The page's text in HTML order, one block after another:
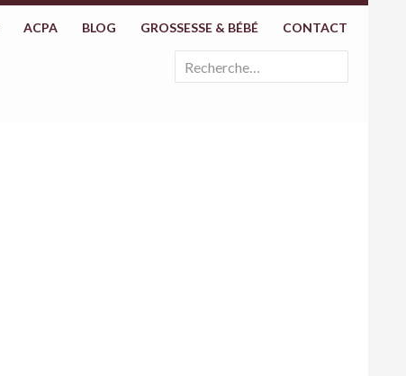
ACPA BLOG GROSSESSE & BÉBÉ CONTACT
Rechercher :